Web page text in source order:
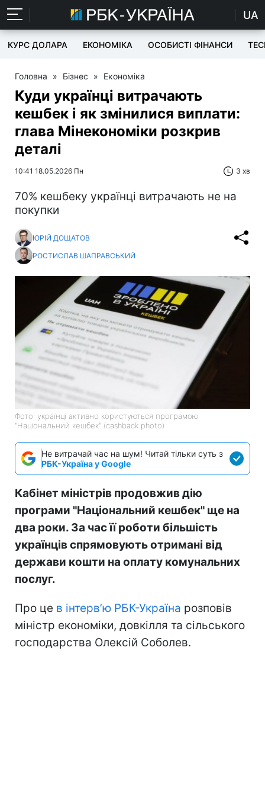
UA
КУРС ДОЛАРА ЕКОНОМІКА ОСОБИСТІ ФІНАНСИ
Головна » Бізнес » Економіка
Куди українці витрачають
кешбек і як змінилися виплати:
глава Мінекономіки розкрив
деталі
10:41 18.05.2026 Пн 3 хв
70% кешбеку українці витрачають не на
покупки
ЮРІЙ ДОЩАТОВ
РОСТИСЛАВ ШАПРАВСЬКИЙ
Фото: українці активно користуються програмою
"Національний кешбек" (cashback photo)
Не витрачай час на шум! Читай тільки суть з
РБК-Україна у Google
Кабінет міністрів продовжив дію
програми "Національний кешбек" ще на
два роки. За час її роботи більшість
українців спрямовують отримані від
держави кошти на оплату комунальних
послуг.
Про це в інтерв’ю РБК-Україна розповів
міністр економіки, довкілля та сільського
господарства Олексій Соболев.